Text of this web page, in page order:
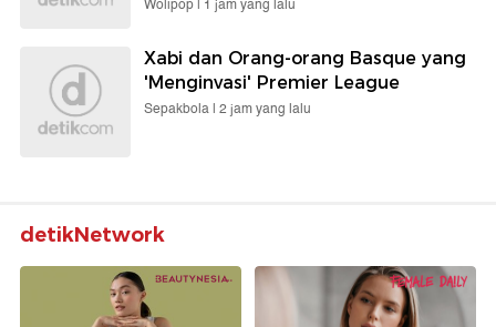
Wolipop | 1 jam yang lalu
Xabi dan Orang-orang Basque yang
'Menginvasi' Premier League
Sepakbola | 2 jam yang lalu
detikNetwork